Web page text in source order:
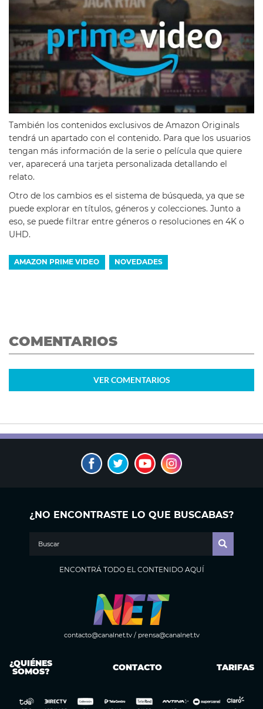
También los contenidos exclusivos de Amazon Originals
tendrá un apartado con el contenido. Para que los usuarios
tengan más información de la serie o película que quiere
ver, aparecerá una tarjeta personalizada detallando el
relato.
Otro de los cambios es el sistema de búsqueda, ya que se
puede explorar en títulos, géneros y colecciones. Junto a
eso, se puede filtrar entre géneros o resoluciones en 4K o
UHD.
AMAZON PRIME VIDEO NOVEDADES
COMENTARIOS
VER COMENTARIOS
¿NO ENCONTRASTE LO QUE BUSCABAS?
ENCONTRÁ TODO EL CONTENIDO AQUÍ
contacto@canalnet.tv/ prensa@canalnet.tv
¿QUIÉNES
SOMOS? CONTACTO TARIFAS